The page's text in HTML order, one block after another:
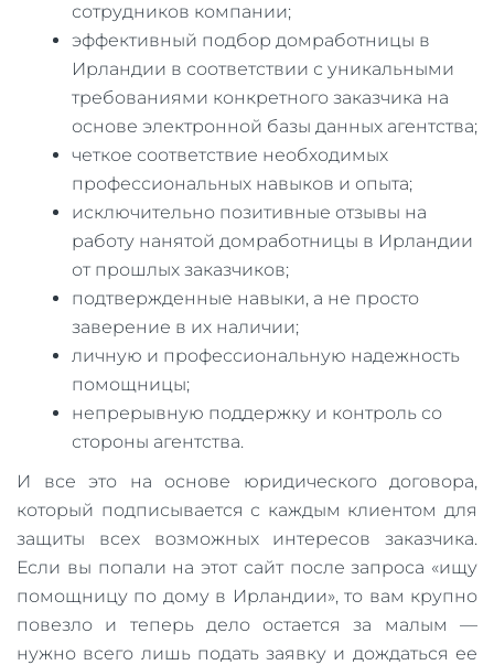
сотрудников компании;
эффективный подбор домработницы в
Ирландии в соответствии с уникальными
требованиями конкретного заказчика на
основе электронной базы данных агентства;
четкое соответствие необходимых
профессиональных навыков и опыта;
исключительно позитивные отзывы на
работу нанятой домработницы в Ирландии
от прошлых заказчиков;
подтвержденные навыки, а не просто
заверение в их наличии;
личную и профессиональную надежность
помощницы;
непрерывную поддержку и контроль со
стороны агентства.
И все это на основе юридического договора,
который подписывается с каждым клиентом для
защиты всех возможных интересов заказчика.
Если вы попали на этот сайт после запроса «ищу
помощницу по дому в Ирландии», то вам крупно
повезло и теперь дело остается за малым —
нужно всего лишь подать заявку и дождаться ее